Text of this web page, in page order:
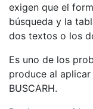
exigen que el
búsqueda y la
dos textos o los
Es uno de los
produce al aplicar
BUSCARH.